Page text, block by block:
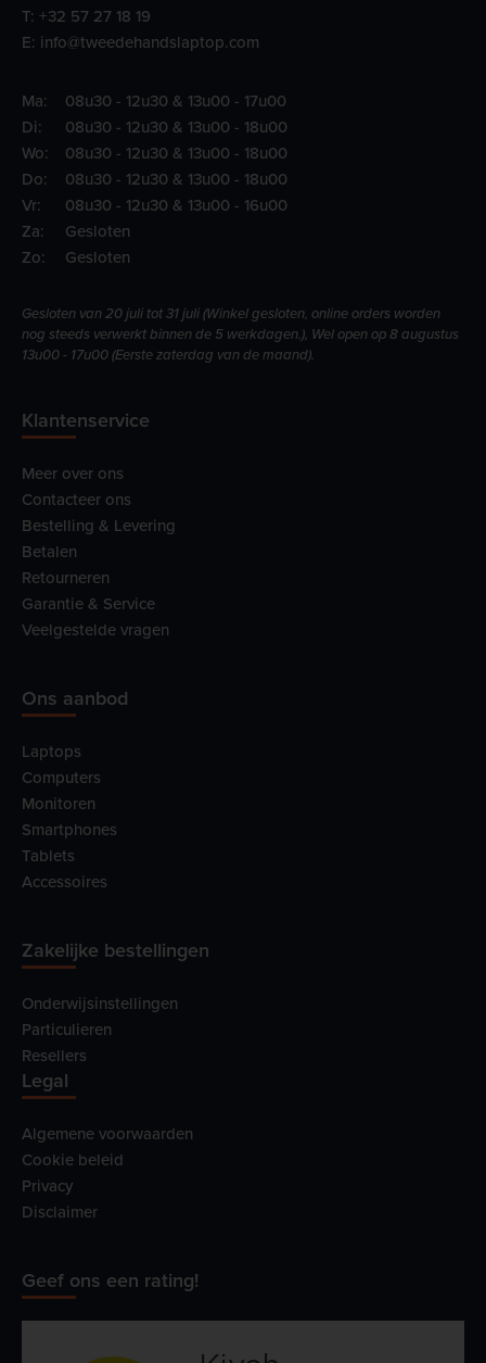
T: +32 57 27 18 19
E: info@tweedehandslaptop.com
Ma:
08u30 - 12u30 & 13u00 - 17u00
Di:
08u30 - 12u30 & 13u00 - 18u00
Wo:
08u30 - 12u30 & 13u00 - 18u00
Do:
08u30 - 12u30 & 13u00 - 18u00
Vr:
08u30 - 12u30 & 13u00 - 16u00
Za:
Gesloten
Zo:
Gesloten
Gesloten van 20 juli tot 31 juli (Winkel gesloten, online orders worden
nog steeds verwerkt binnen de 5 werkdagen.), Wel open op 8 augustus
13u00 - 17u00 (Eerste zaterdag van de maand).
Klantenservice
Meer over ons
Contacteer ons
Bestelling & Levering
Betalen
Retourneren
Garantie & Service
Veelgestelde vragen
Ons aanbod
Laptops
Computers
Monitoren
Smartphones
Tablets
Accessoires
Zakelijke bestellingen
Onderwijsinstellingen
Particulieren
Resellers
Legal
Algemene voorwaarden
Cookie beleid
Privacy
Disclaimer
Geef ons een rating!